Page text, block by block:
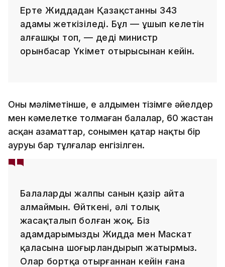
Ертең Жиддадан Қазақстанның 343
адамы жеткізіледі. Бұл — ұшып келетін
алғашқы топ, — деді министр
орынбасар Үкімет отырысынан кейін.
Оның мәліметінше, ең алдымен тізімге әйелдер
мен кәмелетке толмаған балалар, 60 жастан
асқан азаматтар, сонымен қатар нақты бір
ауруы бар тұлғалар енгізілген.
Балалардың жалпы санын қазір айта
алмаймын. Өйткені, әлі толық
жасақталып болған жоқ. Біз
адамдарымызды Жидда мен Маскат
қаласына шоғырландырып жатырмыз.
Олар бортқа отырғаннан кейін ғана